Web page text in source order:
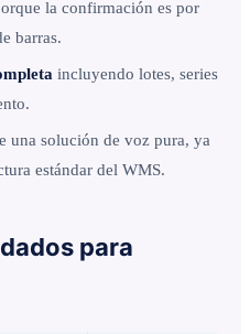
la confirmación es por
barras.
incluyendo lotes, series
una solución de voz pura, ya
estándar del WMS.
para